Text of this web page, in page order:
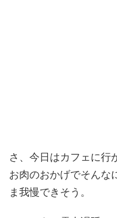
さ、今日はカフェに行
お肉のおかげでそんな
ま我慢できそう。